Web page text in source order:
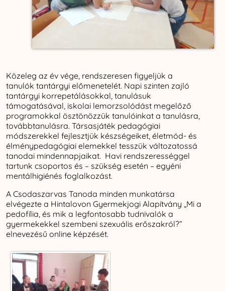
Közeleg az év vége, rendszeresen figyeljük a
tanulók tantárgyi előmenetelét. Napi szinten zajló
tantárgyi korrepetálásokkal, tanulásuk
támogatásával, iskolai lemorzsolódást megelőző
programokkal ösztönözzük tanulóinkat a tanulásra,
továbbtanulásra. Társasjáték pedagógiai
módszerekkel fejlesztjük készségeiket, életmód- és
élménypedagógiai elemekkel tesszük változatossá
tanodai mindennapjaikat. Havi rendszerességgel
tartunk csoportos és – szükség esetén – egyéni
mentálhigiénés foglalkozást.
A Csodaszarvas Tanoda minden munkatársa
elvégezte a Hintalovon Gyermekjogi Alapítvány „Mi a
pedofília, és mik a legfontosabb tudnivalók a
gyermekekkel szembeni szexuális erőszakról?”
elnevezésű online képzését.